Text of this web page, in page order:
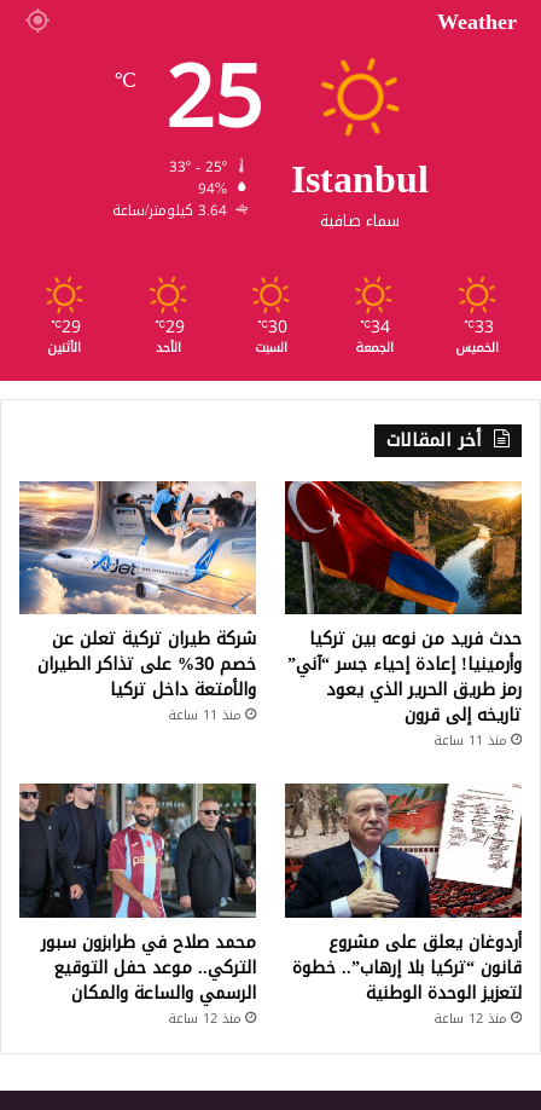
Weather
Istanbul
سماء صافية
25
℃
94%
3.64 كيلومتر/ساعة
33
℃
الخميس
34
℃
الجمعة
30
℃
السبت
29
℃
الأحد
29
℃
الأثنين
أخر المقالات
حدث فريد من نوعه بين تركيا
وأرمينيا! إعادة إحياء جسر “آني”
رمز طريق الحرير الذي يعود
تاريخه إلى قرون
منذ 11 ساعة
شركة طيران تركية تعلن عن
خصم 30% على تذاكر الطيران
والأمتعة داخل تركيا
منذ 11 ساعة
أردوغان يعلق على مشروع
قانون “تركيا بلا إرهاب”.. خطوة
لتعزيز الوحدة الوطنية
منذ 12 ساعة
محمد صلاح في طرابزون سبور
التركي.. موعد حفل التوقيع
الرسمي والساعة والمكان
منذ 12 ساعة